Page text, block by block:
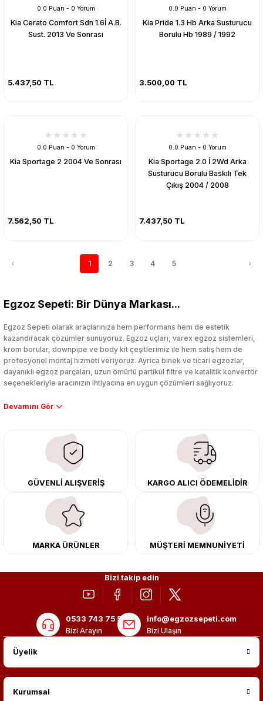
0.0 Puan - 0 Yorum
Kia Cerato Comfort Sdn 1.6İ A.B.
Sust. 2013 Ve Sonrası
5.437,50 TL
0.0 Puan - 0 Yorum
Kia Pride 1.3 Hb Arka Susturucu
Borulu Hb 1989 / 1992
3.500,00 TL
0.0 Puan - 0 Yorum
Kia Sportage 2 2004 Ve Sonrası
7.562,50 TL
0.0 Puan - 0 Yorum
Kia Sportage 2.0 İ 2Wd Arka
Susturucu Borulu Baskılı Tek
Çıkış 2004 / 2008
7.437,50 TL
1 2 3 4 5
Egzoz Sepeti: Bir Dünya Markası...
Egzoz Sepeti olarak araçlarınıza hem performans hem de estetik
kazandıracak çözümler sunuyoruz. Egzoz uçları, varex egzoz sistemleri,
krom borular, downpipe ve body kit çeşitlerimiz ile hem satış hem de
profesyonel montaj hizmeti veriyoruz. Ayrıca binek ve ticari egzozlar,
dayanıklı egzoz parçaları, uzun ömürlü partikül filtre ve katalitik konvertör
seçenekleriyle aracınızın ihtiyacına en uygun çözümleri sağlıyoruz.
Performans artışı isteyen sürücüler için özel performans egzozları ve
çıkma orijinal ürünler ile yenileyebilir, body kit uygulamalarıyla aracınızın
tasarımını ve aerodinamisini üst seviyeye taşıyabilirsiniz.
Tüm ürünlerimiz orijinal, dayanıklı ve uzun ömürlüdür. İstanbul’daki montaj
merkezimizde profesyonel montaj yapıyor, Türkiye’nin her yerine güvenli
kargo ile teslimat gerçekleştiriyoruz. Aracınıza değer katmak için doğru
adres: Egzoz Sepeti.
GÜVENLİ ALIŞVERİŞ KARGO ALICI ÖDEMELİDİR
MARKA ÜRÜNLER MÜŞTERİ MEMNUNİYETİ
Bizi takip edin
0533 743 75 56
Bizi Arayın
info@egzozsepeti.com
Bizi Ulaşın
Üyelik
Kurumsal